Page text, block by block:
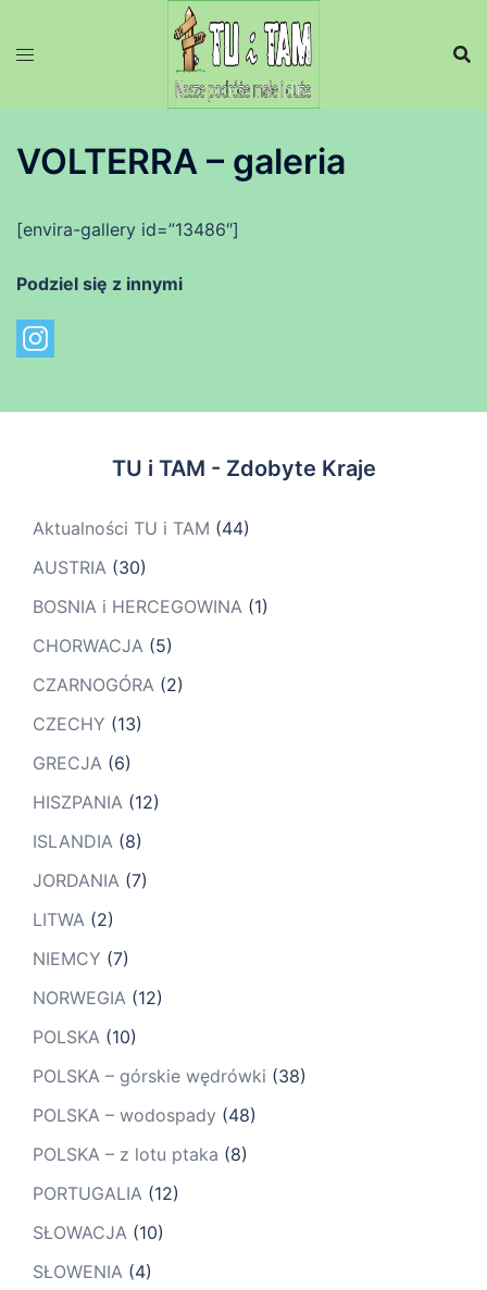
VOLTERRA – galeria
[envira-gallery id=”13486″]
Podziel się z innymi
TU i TAM - Zdobyte Kraje
Aktualności TU i TAM (44)
AUSTRIA (30)
BOSNIA i HERCEGOWINA (1)
CHORWACJA (5)
CZARNOGÓRA (2)
CZECHY (13)
GRECJA (6)
HISZPANIA (12)
ISLANDIA (8)
JORDANIA (7)
LITWA (2)
NIEMCY (7)
NORWEGIA (12)
POLSKA (10)
POLSKA – górskie wędrówki (38)
POLSKA – wodospady (48)
POLSKA – z lotu ptaka (8)
PORTUGALIA (12)
SŁOWACJA (10)
SŁOWENIA (4)